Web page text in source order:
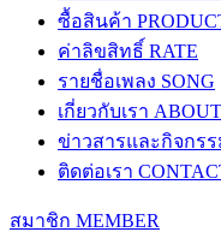
ซื้อสินค้า
ค่าลิขสิทธิ์ RATE
รายชื่อเพลง SONG
เกี่ยวกับเรา
ข่าวสารและกิจกรร
ติดต่อเรา
สมาชิก MEMBER